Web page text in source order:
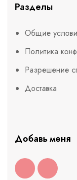
Разделы
Общие
Политика
Разрешение
Доставка
Добавь меня